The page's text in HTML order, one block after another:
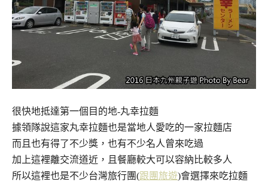
很快地抵達第一個目的地-丸幸拉麵
據領隊說這家丸幸拉麵也是當地人愛吃的一家拉麵店
而且也有得了不少獎，也有不少名人曾來吃過
加上這裡離交流道近，且餐廳較大可以容納比較多人
所以這裡也是不少台灣旅行團(跟團旅遊)會選擇來吃拉麵